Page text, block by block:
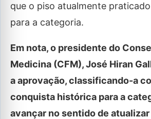
que o piso atualmente
para a categoria.
Em nota, o presidente do
Medicina (CFM), José Hiran
a aprovação, classificando-a
conquista histórica para a
avançar no sentido de